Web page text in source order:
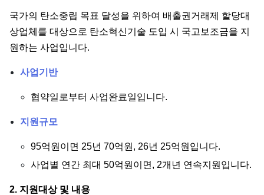
국가의 탄소중립 목표 달성을 위하여 배출권거래제 할당대
상업체를 대상으로 탄소혁신기술 도입 시 국고보조금을 지
원하는 사업입니다.
사업기반
협약일로부터 사업완료일입니다.
지원규모
95억원이면 25년 70억원, 26년 25억원입니다.
사업별 연간 최대 50억원이면, 2개년 연속지원입니다.
2. 지원대상 및 내용